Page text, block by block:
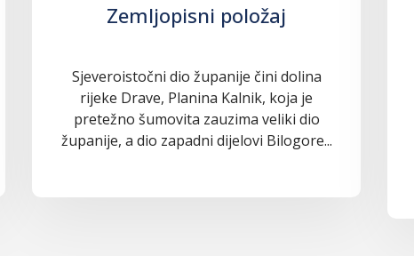
Zemljopisni položaj
Sjeveroistočni dio županije čini dolina
rijeke Drave, Planina Kalnik, koja je
pretežno šumovita zauzima veliki dio
županije, a dio zapadni dijelovi Bilogore...